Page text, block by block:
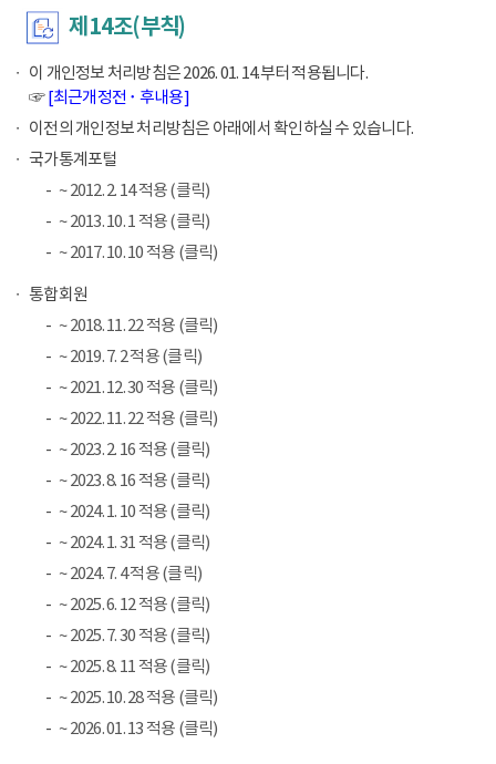
제14조(부칙)
이 개인정보 처리방침은 2026. 01. 14.부터 적용됩니다.
☞[최근개정전 ･ 후내용]
이전의 개인정보 처리방침은 아래에서 확인하실 수 있습니다.
국가통계포털
~ 2012. 2. 14 적용 (클릭)
~ 2013. 10. 1 적용 (클릭)
~ 2017. 10. 10 적용 (클릭)
통합회원
~ 2018. 11. 22 적용 (클릭)
~ 2019. 7. 2 적용 (클릭)
~ 2021. 12. 30 적용 (클릭)
~ 2022. 11. 22 적용 (클릭)
~ 2023. 2. 16 적용 (클릭)
~ 2023. 8. 16 적용 (클릭)
~ 2024. 1. 10 적용 (클릭)
~ 2024. 1. 31 적용 (클릭)
~ 2024. 7. 4 적용 (클릭)
~ 2025. 6. 12 적용 (클릭)
~ 2025. 7. 30 적용 (클릭)
~ 2025. 8. 11 적용 (클릭)
~ 2025. 10. 28 적용 (클릭)
~ 2026. 01. 13 적용 (클릭)